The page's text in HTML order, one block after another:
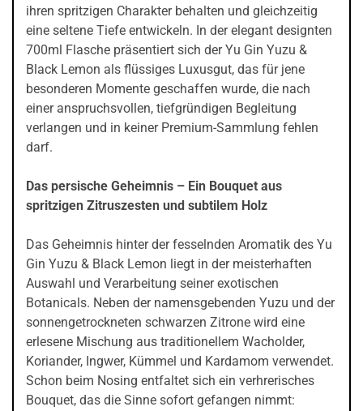
ihren spritzigen Charakter behalten und gleichzeitig
eine seltene Tiefe entwickeln. In der elegant designten
700ml Flasche präsentiert sich der Yu Gin Yuzu &
Black Lemon als flüssiges Luxusgut, das für jene
besonderen Momente geschaffen wurde, die nach
einer anspruchsvollen, tiefgründigen Begleitung
verlangen und in keiner Premium-Sammlung fehlen
darf.
Das persische Geheimnis – Ein Bouquet aus
spritzigen Zitruszesten und subtilem Holz
Das Geheimnis hinter der fesselnden Aromatik des Yu
Gin Yuzu & Black Lemon liegt in der meisterhaften
Auswahl und Verarbeitung seiner exotischen
Botanicals. Neben der namensgebenden Yuzu und der
sonnengetrockneten schwarzen Zitrone wird eine
erlesene Mischung aus traditionellem Wacholder,
Koriander, Ingwer, Kümmel und Kardamom verwendet.
Schon beim Nosing entfaltet sich ein verhrerisches
Bouquet, das die Sinne sofort gefangen nimmt: